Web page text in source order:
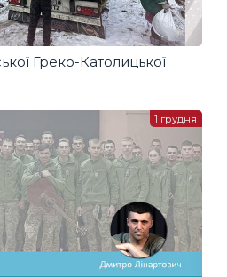
Греко-Католицької
1 грудня